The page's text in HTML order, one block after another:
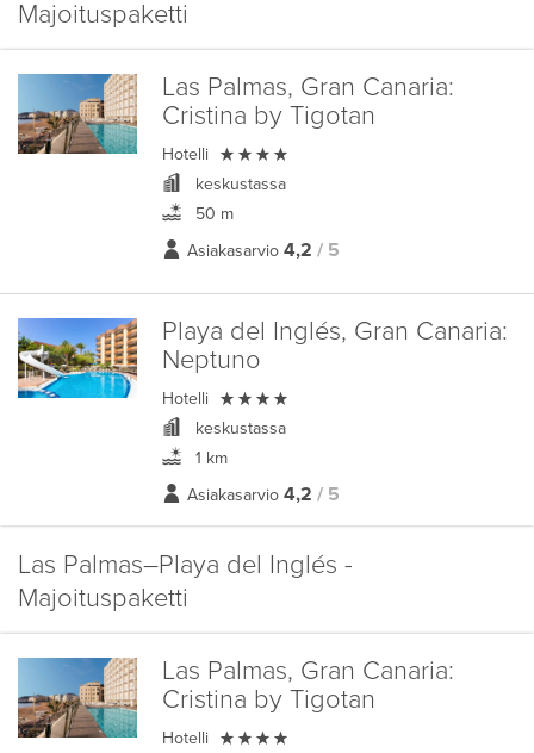
Majoituspaketti
Las Palmas, Gran Canaria:
Cristina by Tigotan
Hotelli 
keskustassa
50 m
Asiakasarvio 4,2 / 5
Playa del Inglés, Gran Canaria:
Neptuno
Hotelli 
keskustassa
1 km
Asiakasarvio 4,2 / 5
Las Palmas–Playa del Inglés -
Majoituspaketti
Las Palmas, Gran Canaria:
Cristina by Tigotan
Hotelli 